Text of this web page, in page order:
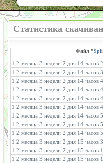
Статистика
Файл "
1 2 месяца 3 недели 2 дня 14 часов
1 2 месяца 3 недели 2 дня 14 часов
1 2 месяца 3 недели 2 дня 14 часов
1 2 месяца 3 недели 2 дня 14 часов
1 2 месяца 3 недели 2 дня 14 часов
1 2 месяца 3 недели 2 дня 14 часов
1 2 месяца 3 недели 2 дня 14 часов
1 2 месяца 3 недели 2 дня 14 часов
1 2 месяца 3 недели 2 дня 14 часов
1 2 месяца 3 недели 2 дня 15 часов
1 2 месяца 3 недели 2 дня 15 часов
1 2 месяца 3 недели 2 дня 15 часов